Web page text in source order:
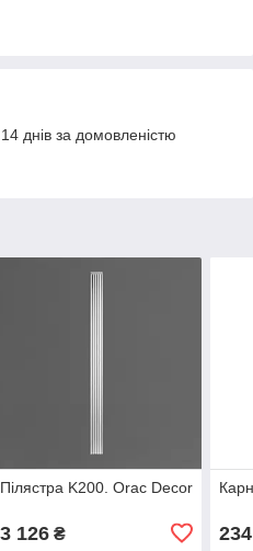
днів за домовленістю
Пілястра K200. Orac Decor
3 126₴ 234